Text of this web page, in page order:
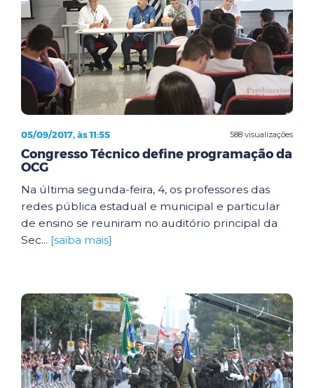
588 visualizações
05/09/2017, às 11:55
Congresso Técnico define programação da
OCG
Na última segunda-feira, 4, os professores das
redes pública estadual e municipal e particular
de ensino se reuniram no auditório principal da
Sec... [saiba mais]